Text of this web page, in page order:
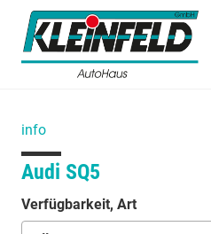
info
Audi SQ5
Verfügbarkeit, Art